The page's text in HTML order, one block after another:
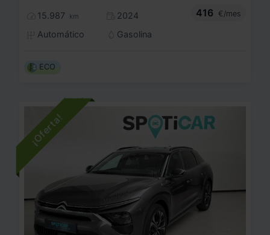
15.987 km
2024
Automático
Gasolina
416
€/mes
ECO